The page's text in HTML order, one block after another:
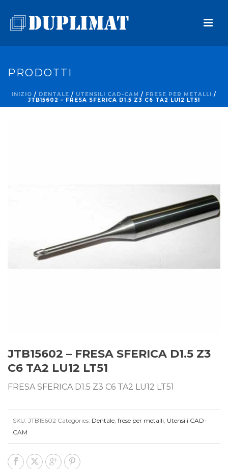
PRODOTTI
INIZIO / DENTALE / UTENSILI CAD-CAM / FRESE PER METALLI /
JTB15602 – FRESA SFERICA D1.5 Z3 C6 TA2 LU12 LT51
JTB15602 – FRESA SFERICA D1.5 Z3
C6 TA2 LU12 LT51
FRESA SFERICA D1.5 Z3 C6 TA2 LU12 LT51
SKU: JTB15602 Categories: Dentale, frese per metalli, Utensili CAD-
CAM